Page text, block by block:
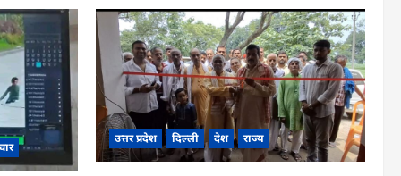
उत्तर प्रदेश दिल्ली देश राज्य